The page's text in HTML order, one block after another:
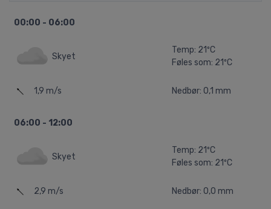
00:00 - 06:00
Skyet
Temp: 21ºC
Føles som: 21ºC
1,9 m/s Nedbør: 0,1 mm
06:00 - 12:00
Skyet
Temp: 21ºC
Føles som: 21ºC
2,9 m/s Nedbør: 0,0 mm